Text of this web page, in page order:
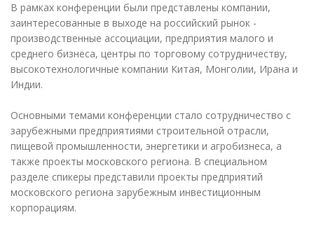
В рамках конференции были представлены компании,
заинтересованные в выходе на российский рынок -
производственные ассоциации, предприятия малого и
среднего бизнеса, центры по торговому сотрудничеству,
высокотехнологичные компании Китая, Монголии, Ирана и
Индии.
Основными темами конференции стало сотрудничество с
зарубежными предприятиями строительной отрасли,
пищевой промышленности, энергетики и агробизнеса, а
также проекты московского региона. В специальном
разделе спикеры представили проекты предприятий
московского региона зарубежным инвестиционным
корпорациям.